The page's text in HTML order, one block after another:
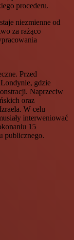
procederu.
niezmienne od
za rażąco
Przed
gdzie
Naprzeciw
oraz
W celu
interweniować
15
publicznego.